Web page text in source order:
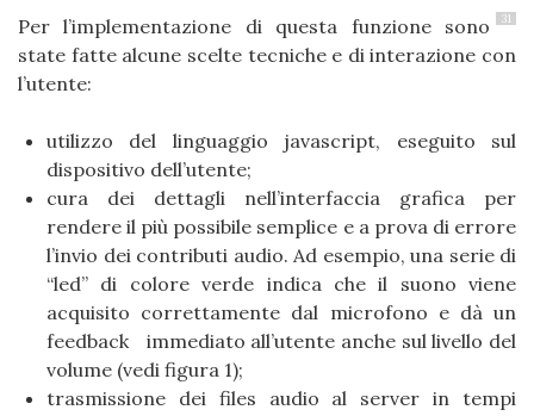
31
Per l’implementazione di questa funzione sono
state fatte alcune scelte tecniche e di interazione con
l’utente:
utilizzo del linguaggio javascript, eseguito sul
dispositivo dell’utente;
cura dei dettagli nell’interfaccia grafica per
rendere il più possibile semplice e a prova di errore
l’invio dei contributi audio. Ad esempio, una serie di
“led” di colore verde indica che il suono viene
acquisito correttamente dal microfono e dà un
feedback immediato all’utente anche sul livello del
volume (vedi figura 1);
trasmissione dei files audio al server in tempi